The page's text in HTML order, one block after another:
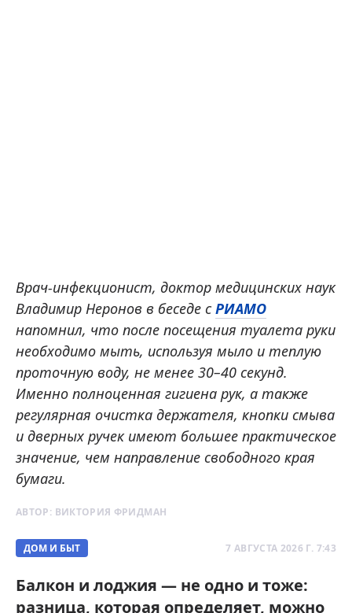
Врач-инфекционист, доктор медицинских наук
Владимир Неронов в беседе сРИАМО
напомнил, что после посещения туалета руки
необходимо мыть, используя мыло и теплую
проточную воду, не менее 30–40 секунд.
Именно полноценная гигиена рук, а также
регулярная очистка держателя, кнопки смыва
и дверных ручек имеют большее практическое
значение, чем направление свободного края
бумаги.
АВТОР: ВИКТОРИЯ ФРИДМАН
ДОМ И БЫТ 7 АВГУСТА 2026 Г. 7:43
Балкон и лоджия — не одно и тоже:
разница, которая определяет, можно